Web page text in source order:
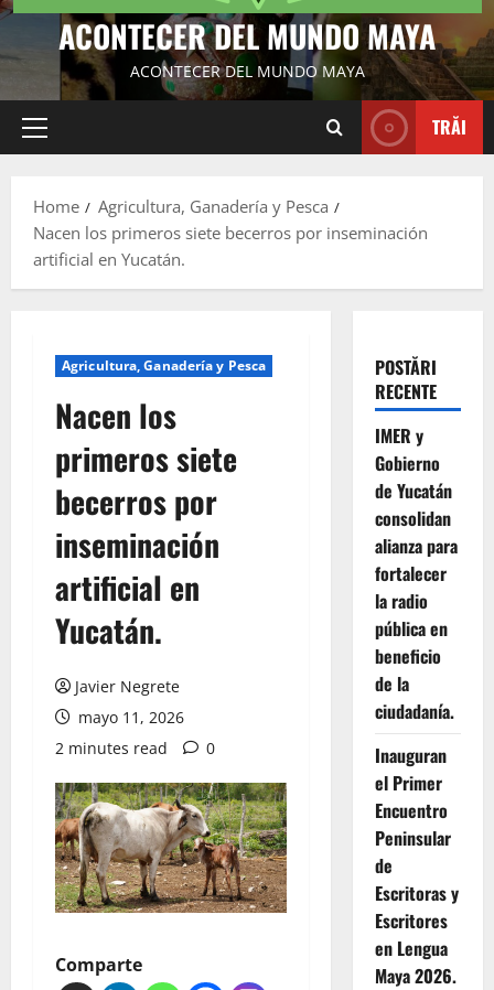
ACONTECER DEL MUNDO MAYA
ACONTECER DEL MUNDO MAYA
Primary
TRĂI
Home
Agricultura, Ganadería y Pesca
Nacen los primeros siete becerros por inseminación
artificial en Yucatán.
Agricultura, Ganadería y Pesca
Nacen los
primeros siete
becerros por
inseminación
artificial en
Yucatán.
Javier Negrete
mayo 11, 2026
2 minutes read
0
Comparte
POSTĂRI
RECENTE
IMER y
Gobierno
de Yucatán
consolidan
alianza para
fortalecer
la radio
pública en
beneficio
de la
ciudadanía.
Inauguran
el Primer
Encuentro
Peninsular
de
Escritoras y
Escritores
en Lengua
Maya 2026.